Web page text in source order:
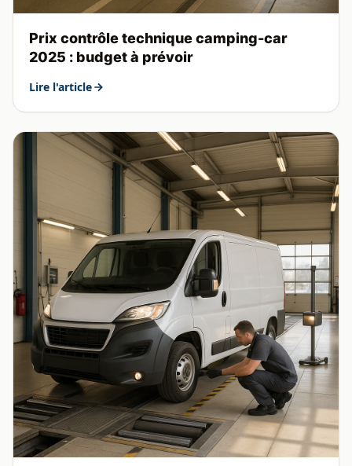
Prix contrôle technique camping-car
2025 : budget à prévoir
Lire l'article